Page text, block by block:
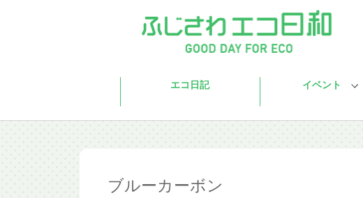
エコ日記 イベント
ブルーカーボン